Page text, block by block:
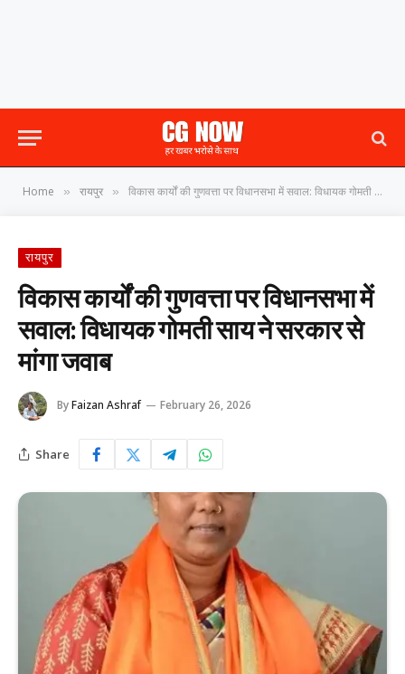
Home » रायपुर » विकास कार्यों की गुणवत्ता पर विधानसभा में सवाल: विधायक गोमती साय ने सरकार से मांगा जवाब
रायपुर
विकास कार्यों की गुणवत्ता पर विधानसभा में
सवाल: विधायक गोमती साय ने सरकार से
मांगा जवाब
ByFaizan Ashraf February 26, 2026
Share